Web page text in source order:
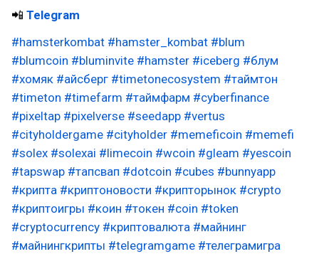
📲 Telegram
#hamsterkombat #hamster_kombat #blum
#blumcoin #bluminvite #hamster #iceberg #блум
#хомяк #айсберг #timetonecosystem #таймтон
#timeton #timefarm #таймфарм #cyberfinance
#pixeltap #pixelverse #seedapp #vertus
#cityholdergame #cityholder #memeficoin #memefi
#solex #solexai #limecoin #wcoin #gleam #yescoin
#tapswap #тапсвап #dotcoin #cubes #bunnyapp
#крипта #криптоновости #крипторынок #crypto
#криптоигры #коин #токен #coin #token
#cryptocurrency #криптовалюта #майнинг
#майнингкрипты #telegramgame #телеграмигра